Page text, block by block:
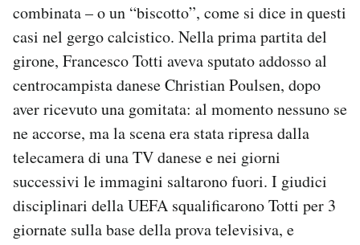
combinata – o un “biscotto”, come si dice in questi
casi nel gergo calcistico. Nella prima partita del
girone, Francesco Totti aveva sputato addosso al
centrocampista danese Christian Poulsen, dopo
aver ricevuto una gomitata: al momento nessuno se
ne accorse, ma la scena era stata ripresa dalla
telecamera di una TV danese e nei giorni
successivi le immagini saltarono fuori. I giudici
disciplinari della UEFA squalificarono Totti per 3
giornate sulla base della prova televisiva, e